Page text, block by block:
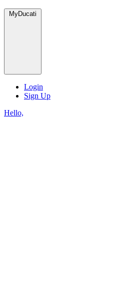
MyDucati
Login
Sign Up
Hello,